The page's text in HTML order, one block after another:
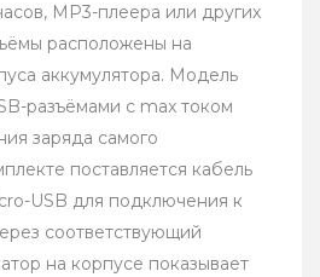
МР3-плеера или других
расположены на
аккумулятора. Модель
разъёмами с max током
заряда самого
поставляется кабель
USB для подключения к
соответствующий
на корпусе показывает